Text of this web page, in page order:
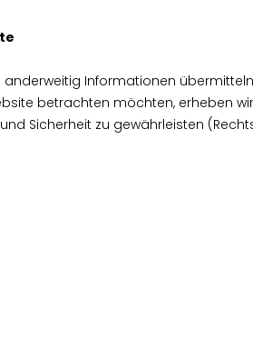
Informationen
betrachten möchten, erheben
Sicherheit zu gewährleisten